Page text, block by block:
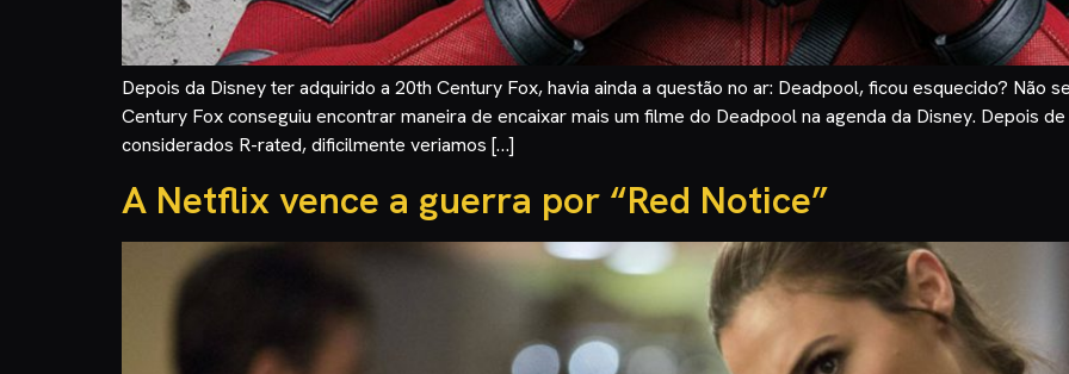
Depois da Disney ter adquirido a 20th Century Fox, havia ainda a questão no ar: Deadpool, ficou esquecido? Não
Century Fox conseguiu encontrar maneira de encaixar mais um filme do Deadpool na agenda da Disney. Depois
considerados R-rated, dificilmente veriamos […]
A Netflix vence a guerra por “Red Notice”